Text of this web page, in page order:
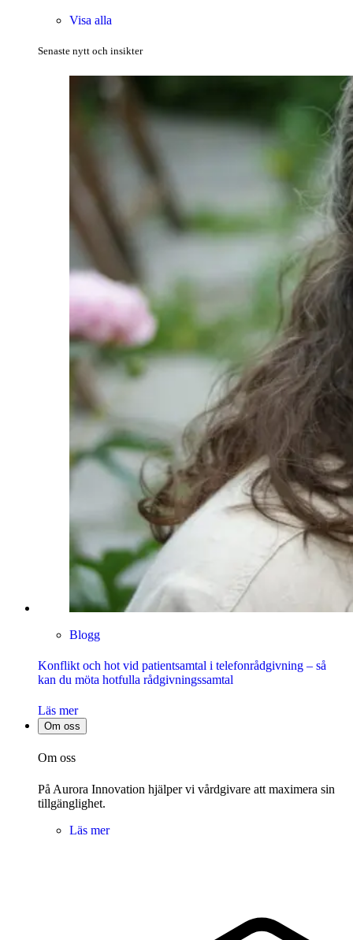
Visa alla
Senaste nytt och insikter
Blogg
Konflikt och hot vid patientsamtal i telefonrådgivning – så
kan du möta hotfulla rådgivningssamtal
Läs mer
Om oss
Om oss
På Aurora Innovation hjälper vi vårdgivare att maximera sin
tillgänglighet.
Läs mer